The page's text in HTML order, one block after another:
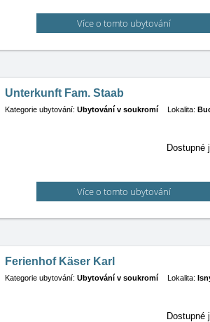
Více o tomto ubytování
Unterkunft Fam. Staab
Kategorie ubytování: Ubytování v soukromí Lokalita:
Dostupné
Více o tomto ubytování
Ferienhof Käser Karl
Kategorie ubytování: Ubytování v soukromí Lokalita:
Dostupné